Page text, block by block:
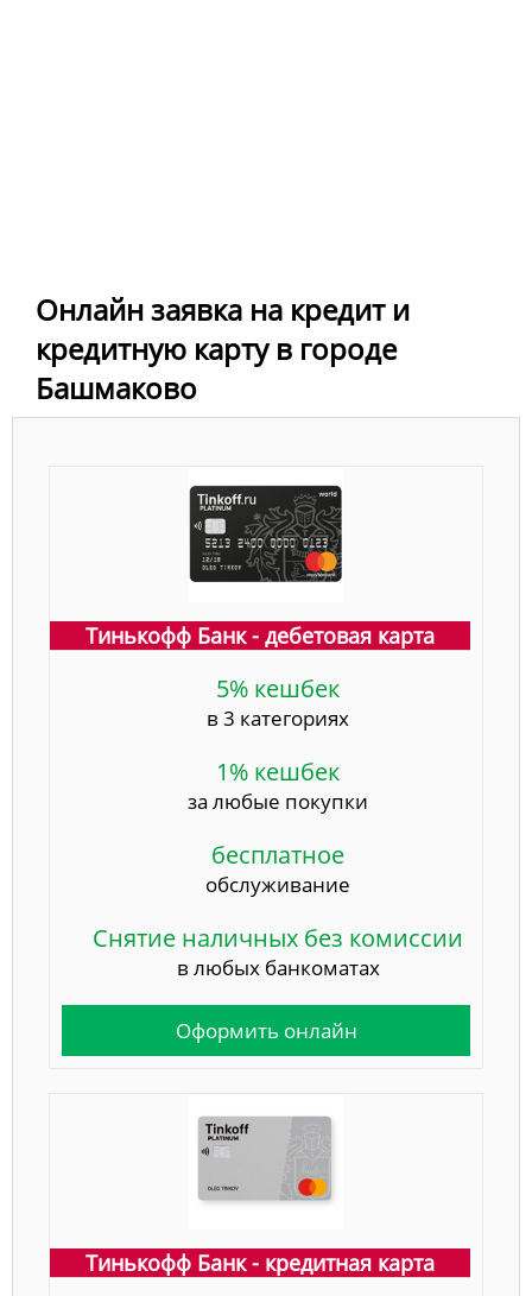
Онлайн заявка на кредит и
кредитную карту в городе
Башмаково
Тинькофф Банк - дебетовая карта
5% кешбек
в 3 категориях
1% кешбек
за любые покупки
бесплатное
обслуживание
Снятие наличных без комиссии
в любых банкоматах
Оформить онлайн
Тинькофф Банк - кредитная карта